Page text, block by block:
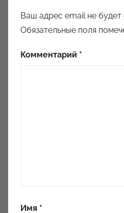
Ваш адрес email не будет
Обязательные поля
Комментарий *
Имя *